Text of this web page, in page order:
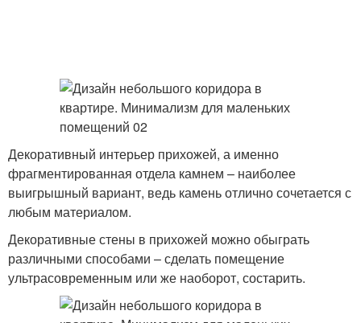
Декоративный интерьер прихожей, а именно
фрагментированная отдела камнем – наиболее
выигрышный вариант, ведь камень отлично сочетается с
любым материалом.
Декоративные стены в прихожей можно обыграть
различными способами – сделать помещение
ультрасовременным или же наоборот, состарить.